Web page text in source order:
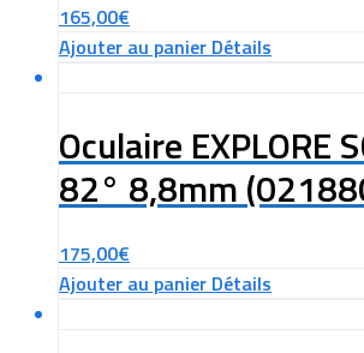
165,00€
Ajouter au panier Détails
Oculaire EXPLORE
82° 8,8mm
175,00€
Ajouter au panier Détails